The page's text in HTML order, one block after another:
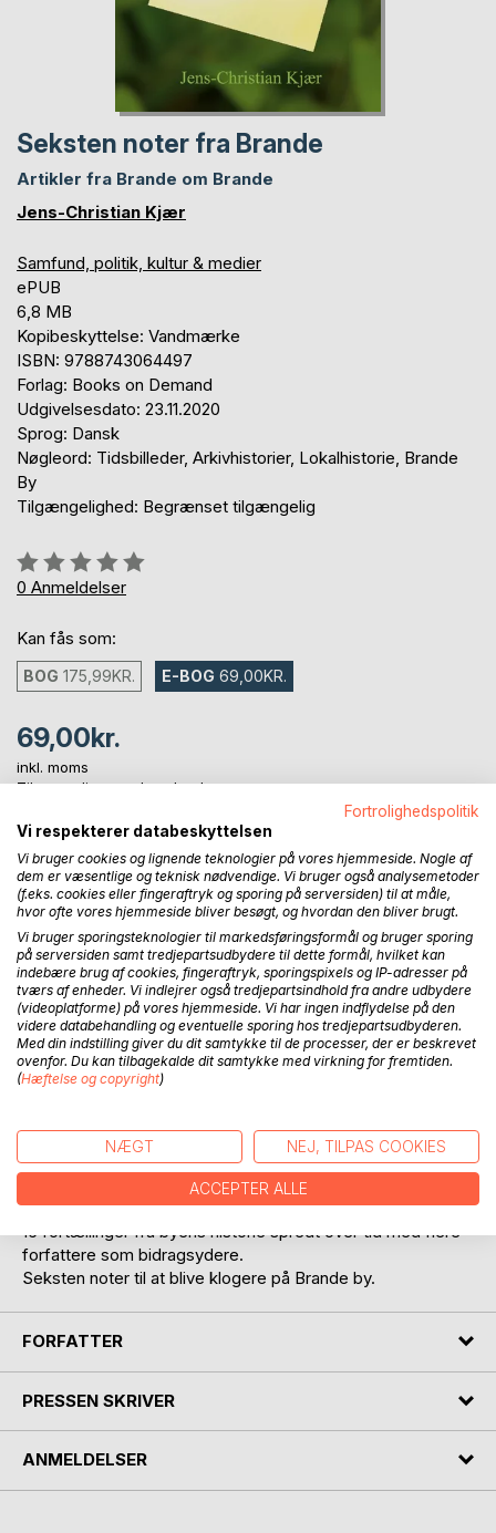
Seksten noter fra Brande
Artikler fra Brande om Brande
Jens-Christian Kjær
Samfund, politik, kultur & medier
ePUB
6,8 MB
Kopibeskyttelse: Vandmærke
ISBN: 9788743064497
Forlag: Books on Demand
Udgivelsesdato: 23.11.2020
Sprog: Dansk
Nøgleord: Tidsbilleder, Arkivhistorier, Lokalhistorie, Brande
By
Tilgængelighed: Begrænset tilgængelig
Anmeldelse::
0%
0 Anmeldelser
Kan fås som:
BOG 175,99KR. E-BOG 69,00KR.
69,00kr.
inkl. moms
Tilgængelig som download
LÆG I INDKØBSKURVEN
Føj til ønskeliste
Anmeld titel
Seksten noter fra Brande om Brande.
16 fortællinger fra byens historie spredt over tid med flere
forfattere som bidragsydere.
Seksten noter til at blive klogere på Brande by.
FORFATTER
PRESSEN SKRIVER
ANMELDELSER
Fortrolighedspolitik
Vi respekterer databeskyttelsen
Vi bruger cookies og lignende teknologier på vores hjemmeside. Nogle af
dem er væsentlige og teknisk nødvendige. Vi bruger også analysemetoder
(f.eks. cookies eller fingeraftryk og sporing på serversiden) til at måle,
hvor ofte vores hjemmeside bliver besøgt, og hvordan den bliver brugt.
Vi bruger sporingsteknologier til markedsføringsformål og bruger sporing
på serversiden samt tredjepartsudbydere til dette formål, hvilket kan
indebære brug af cookies, fingeraftryk, sporingspixels og IP-adresser på
tværs af enheder. Vi indlejrer også tredjepartsindhold fra andre udbydere
(videoplatforme) på vores hjemmeside. Vi har ingen indflydelse på den
videre databehandling og eventuelle sporing hos tredjepartsudbyderen.
Med din indstilling giver du dit samtykke til de processer, der er beskrevet
ovenfor. Du kan tilbagekalde dit samtykke med virkning for fremtiden.
(Hæftelse og copyright)
NÆGT NEJ, TILPAS COOKIES
ACCEPTER ALLE